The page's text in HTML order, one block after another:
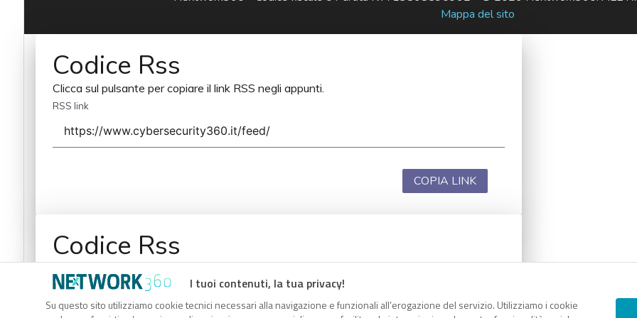
I tuoi contenuti, la tua privacy!
Su questo sito utilizziamo cookie tecnici necessari alla navigazione e funzionali all’erogazione del servizio. Utilizziamo i cookie
Mappa del sito
Codice Rss
Clicca sul pulsante per copiare il link RSS negli appunti.
RSS link
COPIA LINK
Codice Rss
RSS link